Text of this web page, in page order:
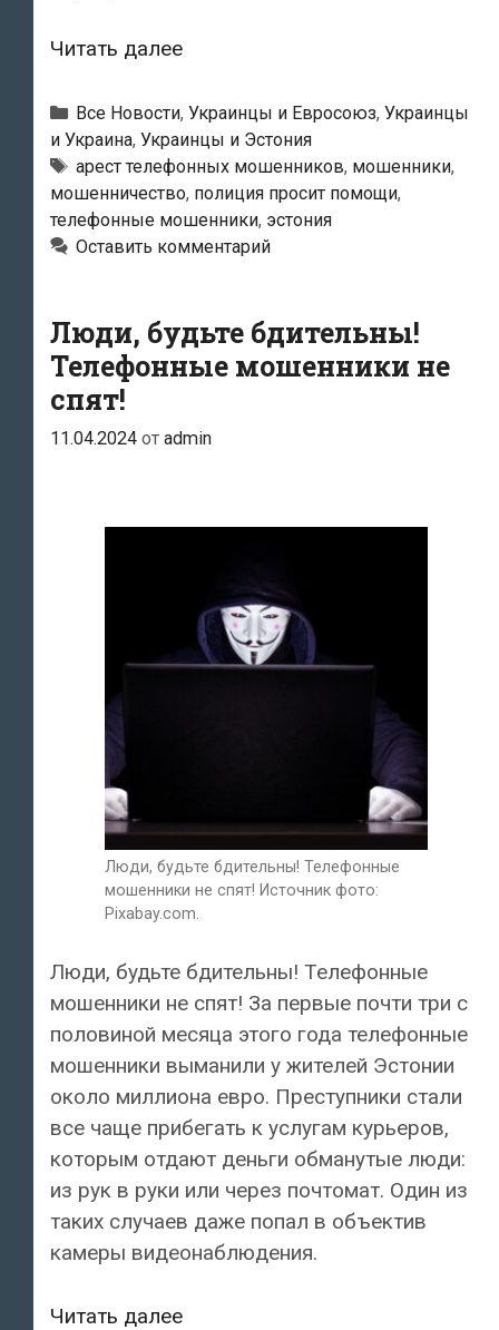
Читать далееМошенники!
Нарве
задержан
49-
летний
Максим,
мошенничестве
с
Рубрики
Все Новости, Украинцы и Евросоюз, Украинцы
и Украина, Украинцы и Эстония
Метки
арест телефонных мошенников, мошенники,
мошенничество, полиция просит помощи,
телефонные мошенники, эстония
Оставить комментарий
Люди, будьте бдительны!
Телефонные мошенники не
спят!
11.04.2024 от admin
Люди, будьте бдительны! Телефонные
мошенники не спят! Источник фото:
Pixabay.com.
Люди, будьте бдительны! Телефонные
мошенники не спят! За первые почти три с
половиной месяца этого года телефонные
мошенники выманили у жителей Эстонии
около миллиона евро. Преступники стали
все чаще прибегать к услугам курьеров,
которым отдают деньги обманутые люди:
из рук в руки или через почтомат. Один из
таких случаев даже попал в объектив
камеры видеонаблюдения.
Читать далееЛюди,